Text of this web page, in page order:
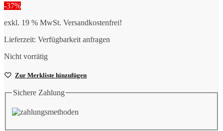
-37%
exkl. 19 % MwSt. Versandkostenfrei!
Lieferzeit: Verfügbarkeit anfragen
Nicht vorrätig
Zur Merkliste hinzufügen
Sichere Zahlung